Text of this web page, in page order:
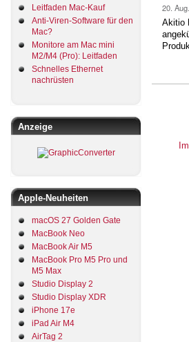
Leitfaden Mac-Kauf
Anti-Viren-Software für den
Mac?
Monitore am Mac mini
M2/M4 (Pro): Leitfaden
Schnelles Ethernet
nachrüsten
Anzeige
Apple-Neuheiten
macOS 27 Golden Gate
MacBook Neo
MacBook Air M5
MacBook Pro M5 Pro und
M5 Max
Studio Display 2
Studio Display XDR
iPhone 17e
iPad Air M4
AirTag 2
20.
Akitio